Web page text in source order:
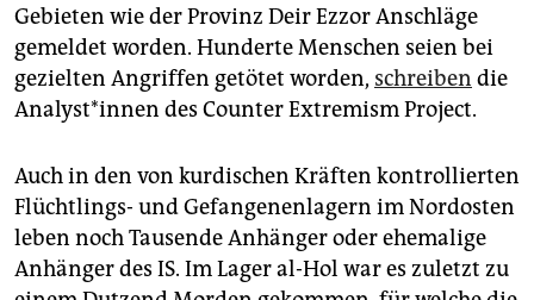
Gebieten wie der Provinz Deir Ezzor Anschläge
gemeldet worden. Hunderte Menschen seien bei
gezielten Angriffen getötet worden, schreiben die
Ana­lys­t*in­nen des Counter Extremism Project.
Auch in den von kurdischen Kräften kontrollierten
Flüchtlings- und Gefangenenlagern im Nordosten
leben noch Tausende Anhänger oder ehemalige
Anhänger des IS. Im Lager al-Hol war es zuletzt zu